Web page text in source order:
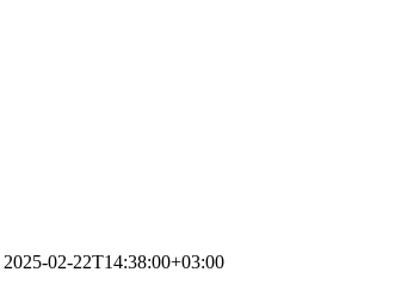
2025-02-22T14:38:00+03:00